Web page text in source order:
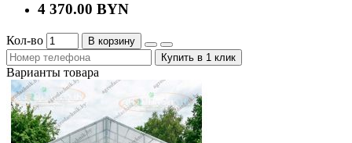
4 370.00 BYN
Кол-во
В корзину
Купить в 1 клик
Варианты товара